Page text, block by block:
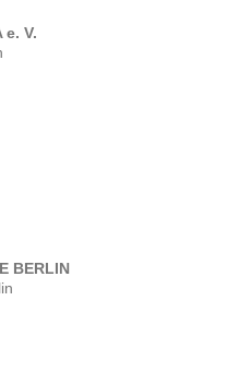
e. V.
BERLIN